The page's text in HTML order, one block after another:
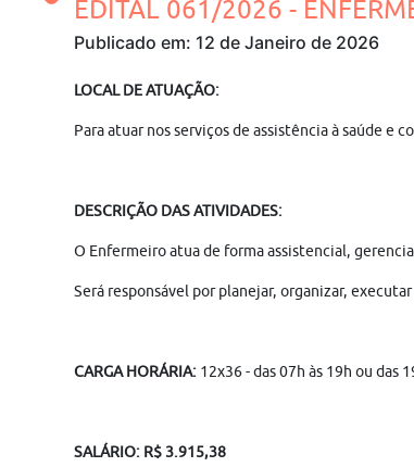
EDITAL 061/2026 -
Publicado em: 12 de Janeiro de 2026
LOCAL DE ATUAÇÃO:
Para atuar nos serviços de assistência à saúde e
DESCRIÇÃO DAS ATIVIDADES:
O Enfermeiro atua de forma assistencial,
Será responsável por planejar, organizar,
CARGA HORÁRIA: 12x36 - das 07h às 19h ou das
SALÁRIO: R$ 3.915,38